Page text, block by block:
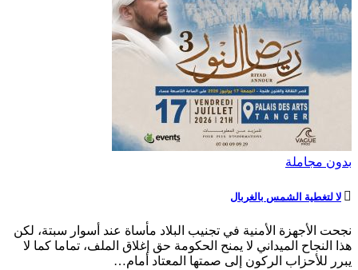
بدون مجاملة
لا لتغطية الشمس بالغربال
نجحت الأجهزة الأمنية في تجنيب البلاد مأساة عند أسوار سبتة، لكن
هذا النجاح الميداني لا يمنح الحكومة حق إغلاق الملف، تماما كما لا
يبرر للأحزاب الركون إلى صمتها المعتاد أمام…